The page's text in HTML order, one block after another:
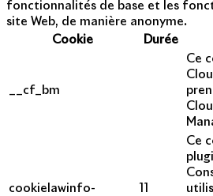
fonctionnalités de base et les
site Web, de manière anonyme.
Cookie
Durée
__cf_bm
Ce
cookielawinfo-
Ce